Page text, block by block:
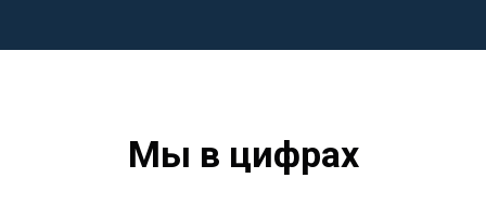
Мы в цифрах